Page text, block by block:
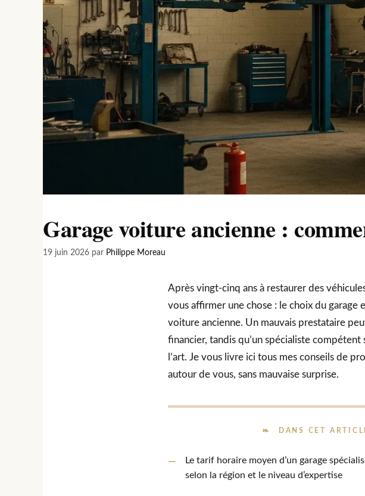
Garage voiture ancienne :
19 juin 2026 par Philippe Moreau
Après vingt-cinq ans à restaurer des
vous affirmer une chose : le choix du
voiture ancienne. Un mauvais prestataire
financier, tandis qu’un spécialiste
l’art. Je vous livre ici tous mes conseils de
autour de vous, sans mauvaise surprise.
DANS CET
Le tarif horaire moyen d’un garage
selon la région et le niveau d’expertise